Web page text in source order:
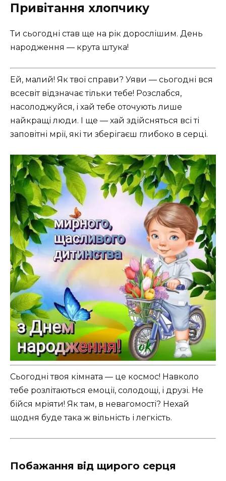
Привітання хлопчику
Ти сьогодні став ще на рік дорослішим. День
народження — крута штука!
Ей, малий! Як твої справи? Уяви — сьогодні вся
всесвіт відзначає тільки тебе! Розслабся,
насолоджуйся, і хай тебе оточують лише
найкращі люди. І ще — хай здійсняться всі ті
заповітні мрії, які ти зберігаєш глибоко в серці.
Сьогодні твоя кімната — це космос! Навколо
тебе розлітаються емоції, солодощі, і друзі. Не
бійся мріяти! Як там, в невагомості? Нехай
щодня буде така ж вільність і легкість.
Побажання від щирого серця